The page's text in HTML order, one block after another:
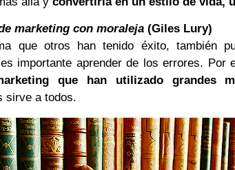
marketing con moraleja(Giles Lury)
que otros han tenido éxito, también
importante aprender de los errores. Por
que han utilizado grandes
sirve a todos.